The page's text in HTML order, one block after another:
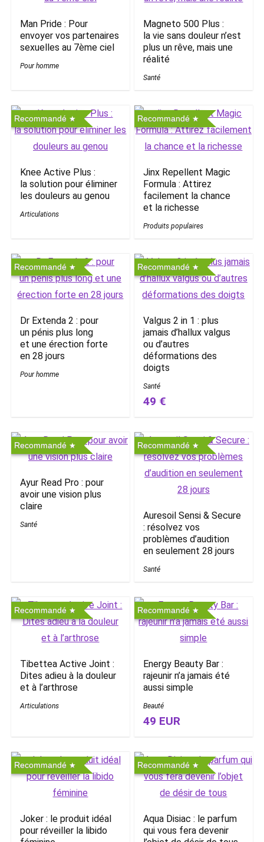
Man Pride : Pour
envoyer vos partenaires
sexuelles au 7ème ciel
Pour homme
Magneto 500 Plus :
la vie sans douleur n’est
plus un rêve, mais une
réalité
Santé
Recommandé
Knee Active Plus :
la solution pour éliminer
les douleurs au genou
Articulations
Recommandé
Jinx Repellent Magic
Formula : Attirez
facilement la chance
et la richesse
Produits populaires
Recommandé
Dr Extenda 2 : pour
un pénis plus long
et une érection forte
en 28 jours
Pour homme
Recommandé
Valgus 2 in 1 : plus
jamais d’hallux valgus
ou d’autres
déformations des
doigts
Santé
49 €
Recommandé
Ayur Read Pro : pour
avoir une vision plus
claire
Santé
Recommandé
Auresoil Sensi & Secure
: résolvez vos
problèmes d’audition
en seulement 28 jours
Santé
Recommandé
Tibettea Active Joint :
Dites adieu à la douleur
et à l’arthrose
Articulations
Recommandé
Energy Beauty Bar :
rajeunir n’a jamais été
aussi simple
Beauté
49 EUR
Recommandé
Joker : le produit idéal
pour réveiller la libido
Recommandé
Aqua Disiac : le parfum
qui vous fera devenir